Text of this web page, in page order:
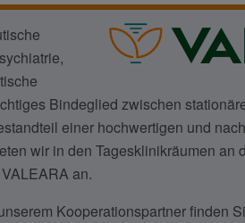
Bindeglied zwischen
einer hochwertigen und
wir in den Tagesklinikräumen an
an.
Kooperationspartner finden